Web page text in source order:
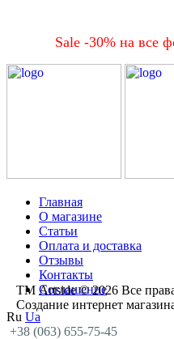
Sale -30% на все
Главная
О магазине
Статьи
Оплата и доставка
Отзывы
Контакты
Соглашение
Ru Ua
+38 (063) 655-75-45
ТМ Artside © 2026 Все
Создание интернет